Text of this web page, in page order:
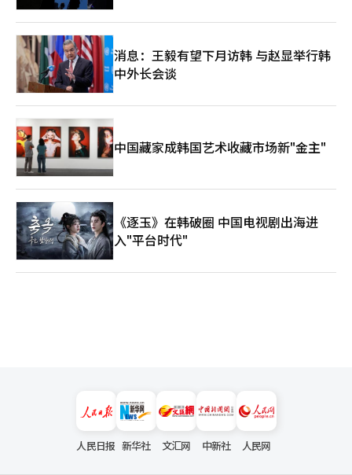
消息：王毅有望下月访韩 与赵显举行韩
中外长会谈
中国藏家成韩国艺术收藏市场新"金主"
《逐玉》在韩破圈 中国电视剧出海进
入"平台时代"
人民日报 新华社 文汇网 中新社 人民网